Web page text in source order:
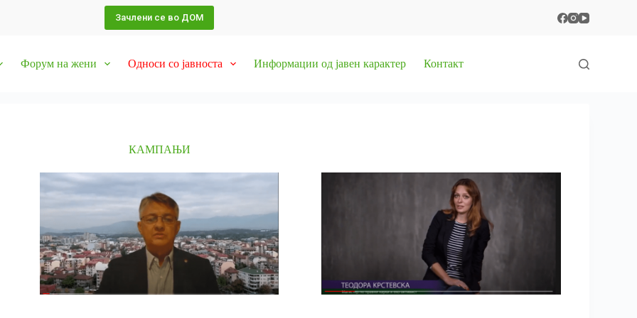
Зачлени се во ДОМ
Форум на жени Односи со јавноста Информации од јавен карактер Контакт
КАМПАЊИ